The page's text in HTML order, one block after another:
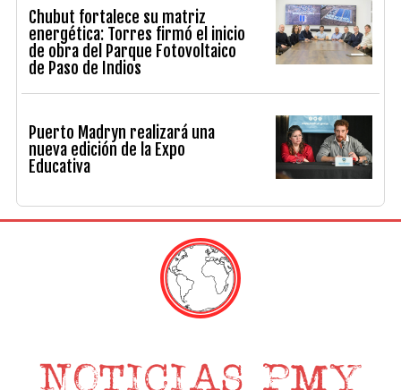
Chubut fortalece su matriz
energética: Torres firmó el inicio
de obra del Parque Fotovoltaico
de Paso de Indios
Puerto Madryn realizará una
nueva edición de la Expo
Educativa